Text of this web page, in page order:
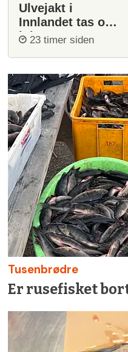
Ulvejakt i
Innlandet tas opp
igjen
23 timer siden
Tusenbrødre
Er rusefisket